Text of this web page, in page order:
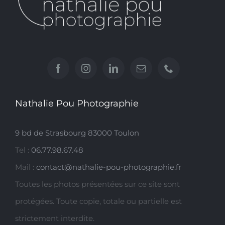
Nathalie Pou Photographie
9 bd de Strasbourg 83000 Toulon
Tel : 06.77.98.67.48
Mail : contact@nathalie-pou-photographie.fr
Toutes les photos présentées sur ce site sont
protégées. Toute copie, totale ou partielle est
strictement interdite.